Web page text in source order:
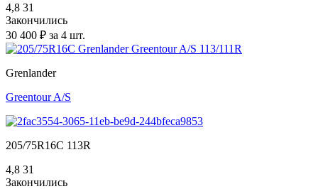
4,8 31
Закончились
30 400 ₽ за 4 шт.
Grenlander
Greentour A/S
205/75R16C 113R
4,8 31
Закончились